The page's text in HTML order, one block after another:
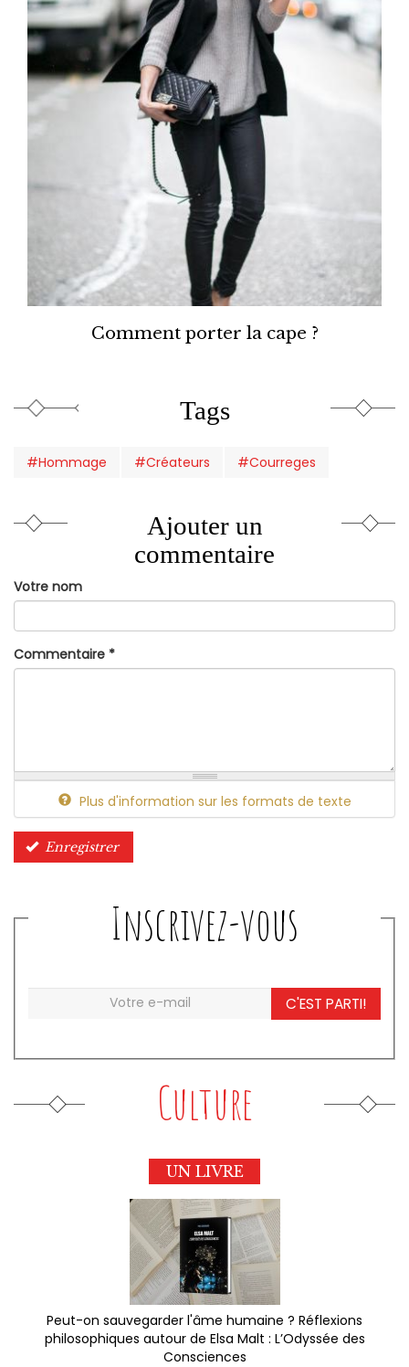
Comment porter la cape ?
Tags
#Hommage #Créateurs #Courreges
Ajouter un
commentaire
Votre nom
Commentaire *
Plus d'information sur les formats de texte
Enregistrer
Inscrivez-vous
C'EST PARTI!
Culture
UN LIVRE
Peut-on sauvegarder l'âme humaine ? Réflexions
philosophiques autour de Elsa Malt : L’Odyssée des
Consciences